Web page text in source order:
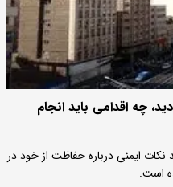
چه اقدامی باید انجام
نکات ایمنی درباره حفاظت از خود در
است.